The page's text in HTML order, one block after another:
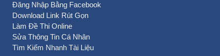
Đăng Nhập Bằng Facebook
Download Link Rút Gọn
Làm Đề Thi Online
Sửa Thông Tin Cá Nhân
Tìm Kiếm Nhanh Tài Liệu